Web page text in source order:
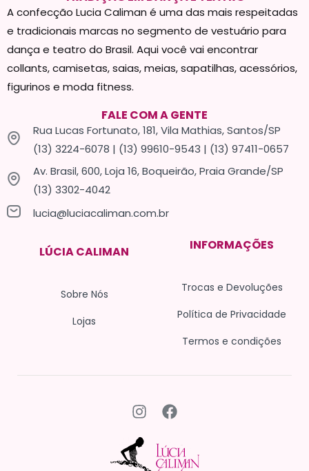
A confecção Lucia Caliman é uma das mais respeitadas
e tradicionais marcas no segmento de vestuário para
dança e teatro do Brasil. Aqui você vai encontrar
collants, camisetas, saias, meias, sapatilhas, acessórios,
figurinos e moda fitness.
FALE COM A GENTE
Rua Lucas Fortunato, 181, Vila Mathias, Santos/SP
(13) 3224-6078 | (13) 99610-9543 | (13) 97411-0657
Av. Brasil, 600, Loja 16, Boqueirão, Praia Grande/SP
(13) 3302-4042
lucia@luciacaliman.com.br
LÚCIA CALIMAN
Sobre Nós
Lojas
INFORMAÇÕES
Trocas e Devoluções
Política de Privacidade
Termos e condições